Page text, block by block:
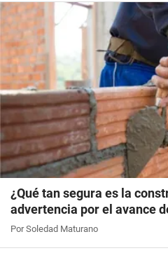
¿Qué tan segura es la
advertencia por el avance
Por Soledad Maturano